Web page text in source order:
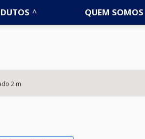
QUEM SOMOS
2 m